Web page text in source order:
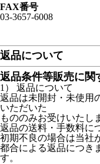
FAX番号
03-3657-6008
返品について
返品条件等販売に関
1） 返品について
返品は未開封・未使用
いただいた
もののみお受けいたし
返品の送料・手数料に
初期不良の場合は当社
都合による返品につき
す。